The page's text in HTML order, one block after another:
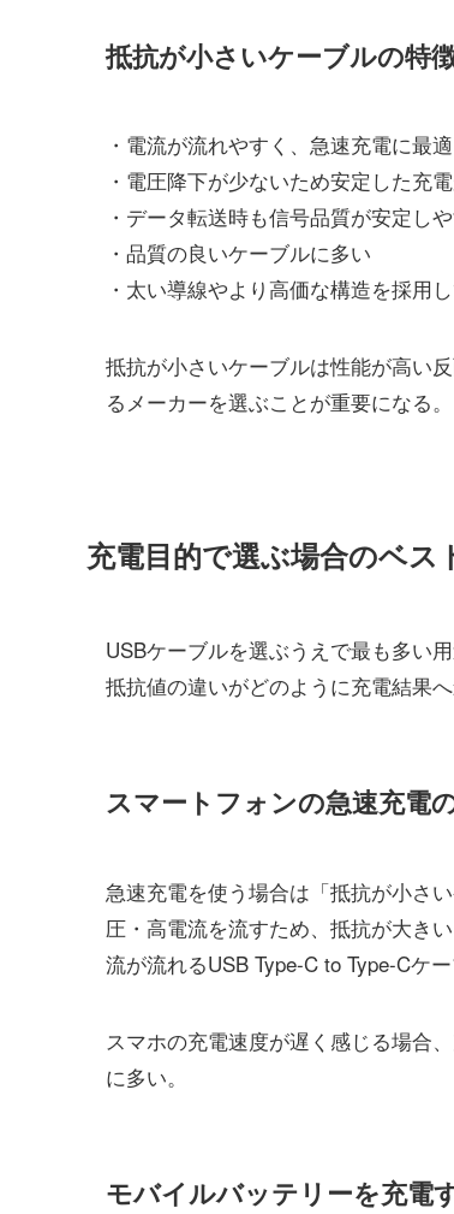
抵抗が小さいケーブルの特
・電流が流れやすく、急速充電に最適
・電圧降下が少ないため安定した充
・データ転送時も信号品質が安定し
・品質の良いケーブルに多い
・太い導線やより高価な構造を採用
抵抗が小さいケーブルは性能が高い
るメーカーを選ぶことが重要になる。
充電目的で選ぶ場合のベス
USBケーブルを選ぶうえで最も多い
抵抗値の違いがどのように充電結果
スマートフォンの急速充電
急速充電を使う場合は「抵抗が小さ
圧・高電流を流すため、抵抗が大き
流が流れるUSB Type-C to Type-Cケ
スマホの充電速度が遅く感じる場合
に多い。
モバイルバッテリーを充電